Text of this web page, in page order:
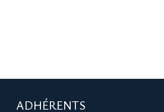
ADHÉRENTS